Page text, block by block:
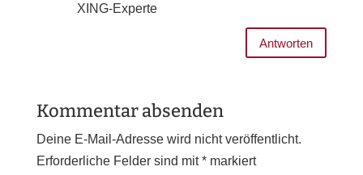
XING-Experte
Antworten
Kommentar absenden
Deine E-Mail-Adresse wird nicht veröffentlicht.
Erforderliche Felder sind mit*markiert